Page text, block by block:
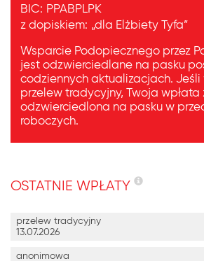
BIC: PPABPLPK
z dopiskiem: „dla Elżbiety Tyfa”
Wsparcie Podopiecznego przez
jest odzwierciedlane na pasku
codziennych aktualizacjach. Jeśli
przelew tradycyjny, Twoja wpłata
odzwierciedlona na pasku w
roboczych.
OSTATNIE WPŁATY
przelew tradycyjny
13.07.2026
anonimowa